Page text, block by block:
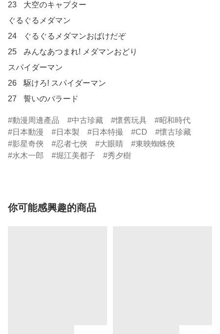
23	大空のキャプター
ぐるぐるメダマン
24	ぐるぐるメダマンおばけだぞ
25	みんなあつまれ! メダマンおどり
スパイダーマン
26	駆けろ! スパイダーマン
27	誓いのバラード
動漫周邊產品 中古珍藏 懷舊玩具
昭和時代
日本動漫
日本製 日本特撮 CD
懷古珍藏
影星奇俠
忍者七俠 大眼睛
東映蜘蛛俠
水木一郎
堀江美都子 秀夕樹
你可能感興趣的商品